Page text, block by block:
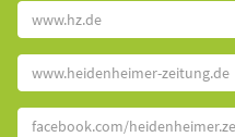
www.hz.de
www.heidenheimer-zeitung.de
facebook.com/